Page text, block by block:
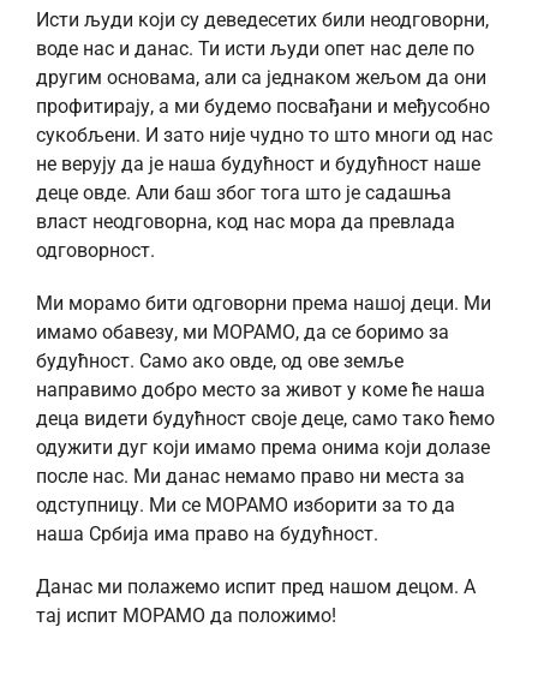
Исти људи који су деведесетих били неодговорни,
воде нас и данас. Ти исти људи опет нас деле по
другим основама, али са једнаком жељом да они
профитирају, а ми будемо посвађани и међусобно
сукобљени. И зато није чудно то што многи од нас
не верују да је наша будућност и будућност наше
деце овде. Али баш због тога што је садашња
власт неодговорна, код нас мора да превлада
одговорност.
Ми морамо бити одговорни према нашој деци. Ми
имамо обавезу, ми МОРАМО, да се боримо за
будућност. Само ако овде, од ове земље
направимо добро место за живот у коме ће наша
деца видети будућност своје деце, само тако ћемо
одужити дуг који имамо према онима који долазе
после нас. Ми данас немамо право ни места за
одступницу. Ми се МОРАМО изборити за то да
наша Србија има право на будућност.
Данас ми полажемо испит пред нашом децом. А
тај испит МОРАМО да положимо!